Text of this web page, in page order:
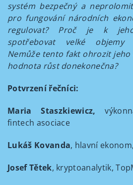
systém bezpečný a
pro fungování národních
regulovat? Proč je k
spotřebovat velké objemy
Nemůže tento fakt ohrozit jeho
hodnota růst donekonečna?
Potvrzení řečníci:
Maria Staszkiewicz,
fintech asociace
Lukáš Kovanda, hlavní
Josef Tětek, kryptoanalytik,